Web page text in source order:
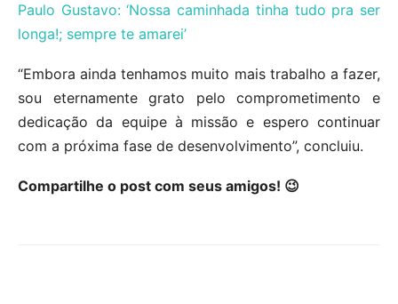
Paulo Gustavo: ‘Nossa caminhada tinha tudo pra ser
longa!; sempre te amarei’
“Embora ainda tenhamos muito mais trabalho a fazer,
sou eternamente grato pelo comprometimento e
dedicação da equipe à missão e espero continuar
com a próxima fase de desenvolvimento”, concluiu.
Compartilhe o post com seus amigos! 😉